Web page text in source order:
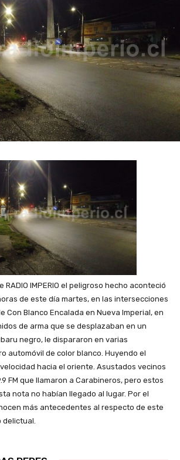
RADIO IMPERIO el peligroso hecho aconteció
de este día martes, en las intersecciones
Con Blanco Encalada en Nueva Imperial, en
de arma que se desplazaban en un
negro, le dispararon en varias
automóvil de color blanco. Huyendo el
hacia el oriente. Asustados vecinos
FM que llamaron a Carabineros, pero estos
nota no habían llegado al lugar. Por el
más antecedentes al respecto de este